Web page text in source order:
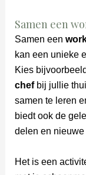
Samen een
Samen een
kan een unieke
Kies
chefbij jullie
samen te leren
biedt ook de
delen en
Het is een